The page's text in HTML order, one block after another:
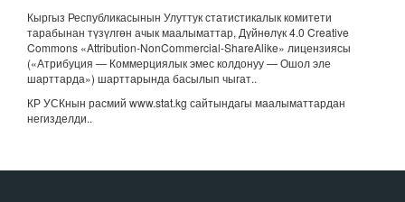
Кыргыз Республикасынын Улуттук статистикалык комитети
тарабынан түзүлгөн ачык маалыматтар, Дүйнөлүк 4.0 Creative
Commons «Attribution-NonCommercial-ShareAlike» лицензиясы
(«Атрибуция — Коммерциялык эмес колдонуу — Ошол эле
шарттарда») шарттарында басылып чыгат..
КР УСКнын расмий www.stat.kg сайтындагы маалыматтардан
негизделди..